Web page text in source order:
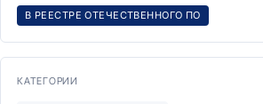
В РЕЕСТРЕ ОТЕЧЕСТВЕННОГО ПО
КАТЕГОРИИ